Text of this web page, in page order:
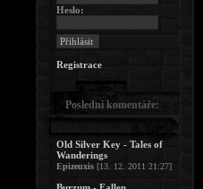
Heslo:
Registrace
Poslední komentáře:
Old Silver Key - Tales of
Wanderings
Epizeuxis [13. 12. 2011 21:27]